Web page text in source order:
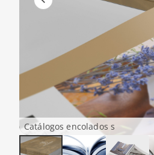
Catálogos encolados s